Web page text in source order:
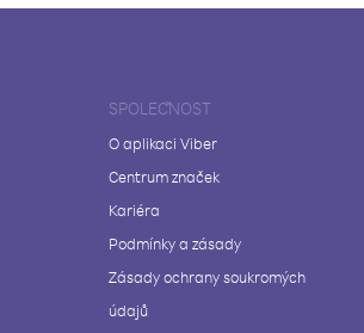
SPOLEČNOST
O aplikaci Viber
Centrum značek
Kariéra
Podmínky a zásady
Zásady ochrany soukromých
údajů